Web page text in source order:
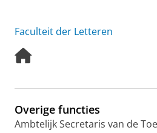
Faculteit der Letteren
H
e
a
g
Overige functies
Ambtelijk Secretaris van de